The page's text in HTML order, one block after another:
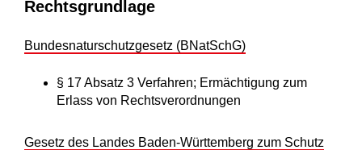
Rechtsgrundlage
Bundesnaturschutzgesetz (BNatSchG)
§ 17 Absatz 3 Verfahren; Ermächtigung zum
Erlass von Rechtsverordnungen
Gesetz des Landes Baden-Württemberg zum Schutz